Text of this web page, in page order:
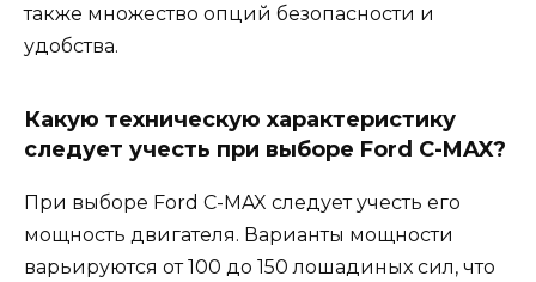
также множество опций безопасности и
удобства.
Какую техническую характеристику
следует учесть при выборе Ford C-MAX?
При выборе Ford C-MAX следует учесть его
мощность двигателя. Варианты мощности
варьируются от 100 до 150 лошадиных сил, что